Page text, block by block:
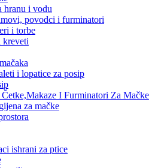
hranu i vodu
povodci i furminatori
i torbe
kreveti
i lopatice za posip
Četke,Makaze I Furminatori Za Mačke
za mačke
ishrani za ptice